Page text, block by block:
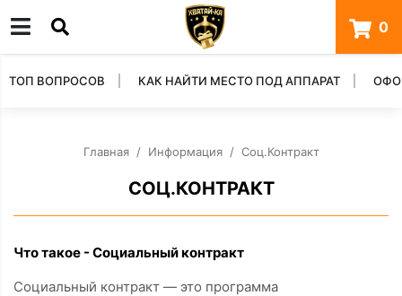
0
Главная Информация Соц.Контракт
СОЦ.КОНТРАКТ
ТОП ВОПРОСОВ КАК НАЙТИ МЕСТО ПОД АППАРАТ
Что такое - Социальный контракт
Социальный контракт — это программа